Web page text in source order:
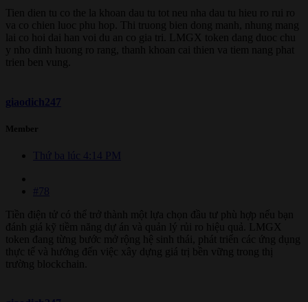
Tien dien tu co the la khoan dau tu tot neu nha dau tu hieu ro rui ro
va co chien luoc phu hop. Thi truong bien dong manh, nhung mang
lai co hoi dai han voi du an co gia tri. LMGX token dang duoc chu
y nho dinh huong ro rang, thanh khoan cai thien va tiem nang phat
trien ben vung.
giaodich247
Member
Thứ ba lúc 4:14 PM
#78
Tiền điện tử có thể trở thành một lựa chọn đầu tư phù hợp nếu bạn
đánh giá kỹ tiềm năng dự án và quản lý rủi ro hiệu quả. LMGX
token đang từng bước mở rộng hệ sinh thái, phát triển các ứng dụng
thực tế và hướng đến việc xây dựng giá trị bền vững trong thị
trường blockchain.